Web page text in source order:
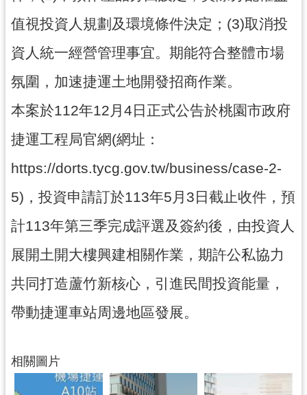
回
首
站
導
覽
市
政
箱
桃
市
口
網
站
隱
私
權
值視投資人規劃及環境條件決定；(3)取消投
資人統一經營管理事宜。期能符合整體市場
氛圍，加速捷運土地開發招商作業。
本案於112年12月4日正式公告於桃園市政府
捷運工程局官網(網址：
https://dorts.tycg.gov.tw/business/case-2-
5)，投資申請訂於113年5月3日截止收件，預
計113年第三季完成評選及簽約後，由投資人
展開土開大樓興建相關作業，期許公私協力
共同打造蘆竹新核心，引進民間投資能量，
帶動捷運車站周邊地區發展。
相關圖片